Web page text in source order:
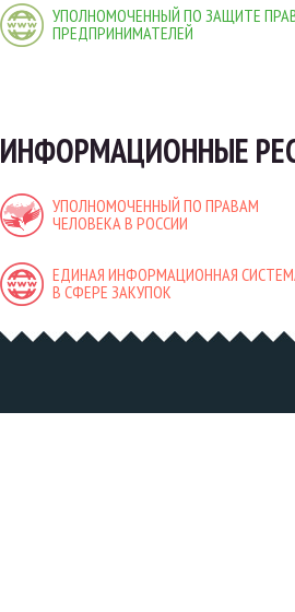
УПОЛНОМОЧЕННЫЙ ПО ЗАЩИТЕ
ПРЕДПРИНИМАТЕЛЕЙ
ИНФОРМАЦИОННЫЕ
УПОЛНОМОЧЕННЫЙ ПО ПРАВАМ
ЧЕЛОВЕКА В РОССИИ
ЕДИНАЯ ИНФОРМАЦИОННАЯ
В СФЕРЕ ЗАКУПОК